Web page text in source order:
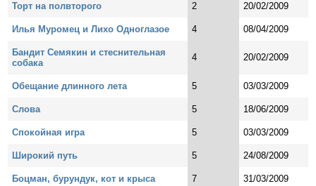
Торт на полвторого 2 20/02/2009
Илья Муромец и Лихо Одноглазое 4 08/04/2009
Бандит Семякин и стеснительная
собака
4 20/02/2009
Обещание длинного лета 5 03/03/2009
Слова 5 18/06/2009
Спокойная игра 5 03/03/2009
Широкий путь 5 24/08/2009
Боцман, бурундук, кот и крыса 7 31/03/2009